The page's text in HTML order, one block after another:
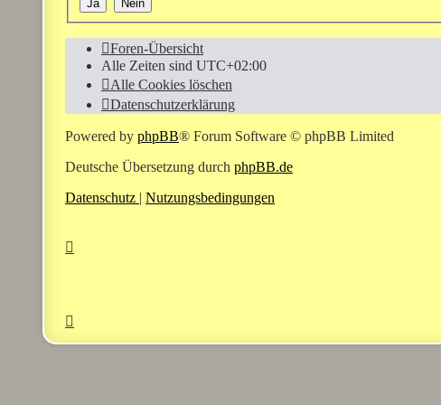
Foren-Übersicht
Alle Zeiten sind UTC+02:00
Alle Cookies löschen
Datenschutzerklärung
Powered by phpBB® Forum Software © phpBB Limited
Deutsche Übersetzung durch phpBB.de
Datenschutz | Nutzungsbedingungen